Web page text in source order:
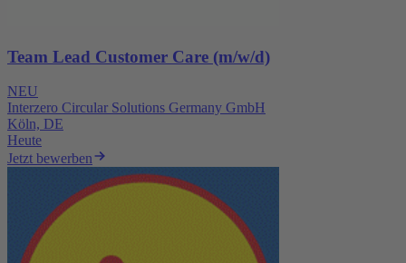
Team Lead Customer Care (m/w/d)
NEU
Interzero Circular Solutions Germany GmbH
Köln, DE
Heute
Jetzt bewerben